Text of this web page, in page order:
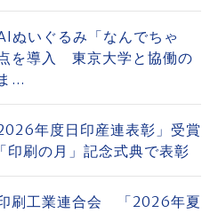
いぐるみ「なんでちゃ
を導入 東京大学と協働の
...
年度日印産連表彰」受賞
刷の月」記念式典で表彰
刷工業連合会 「2026年夏